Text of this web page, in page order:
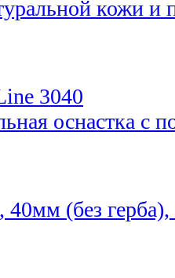
кожи и
3040
оснастка с
40мм (без